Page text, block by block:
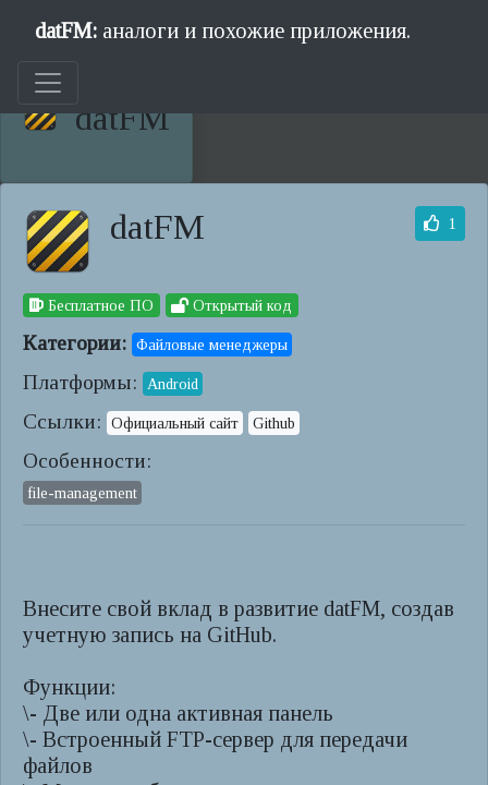
datFM: аналоги и похожие приложения.
datFM
datFM 1
Бесплатное ПО Открытый код
Категории: Файловые менеджеры
Платформы: Android
Ссылки: Официальный сайт Github
Особенности:
file-management
Внесите свой вклад в развитие datFM, создав
учетную запись на GitHub.
Функции:
\- Две или одна активная панель
\- Встроенный FTP-сервер для передачи
файлов